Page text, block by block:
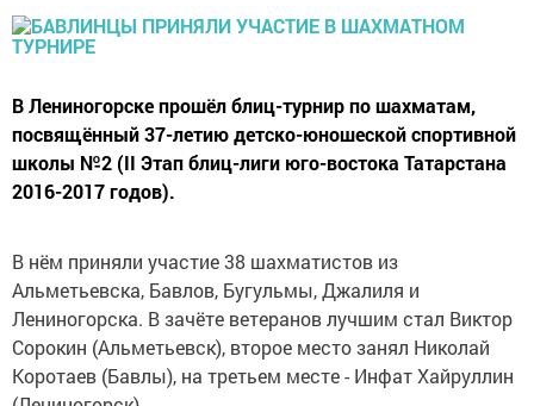
В Лениногорске прошёл блиц-турнир по шахматам,
посвящённый 37-летию детско-юношеской спортивной
школы №2 (II Этап блиц-лиги юго-востока Татарстана
2016-2017 годов).
В нём приняли участие 38 шахматистов из
Альметьевска, Бавлов, Бугульмы, Джалиля и
Лениногорска. В зачёте ветеранов лучшим стал Виктор
Сорокин (Альметьевск), второе место занял Николай
Коротаев (Бавлы), на третьем месте - Инфат Хайруллин